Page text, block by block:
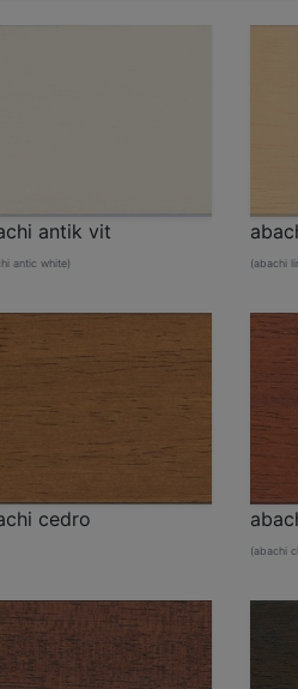
antik vit
antic white) (abachi
cedro
(abachi